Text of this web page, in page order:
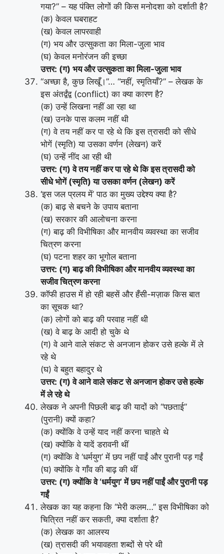
गया?” – यह पंक्ति लोगों की किस मनोदशा को दर्शाती है?
(क) केवल घबराहट
(ख) केवल लापरवाही
(ग) भय और उत्सुकता का मिला-जुला भाव
(घ) केवल मनोरंजन की इच्छा
उत्तर: (ग) भय और उत्सुकता का मिला-जुला भाव
“अच्छा है, कुछ लिखूँ।”… “नहीं, स्मृतियाँ?” – लेखक के
इस अंतर्द्वंद्व (conflict) का क्या कारण है?
(क) उन्हें लिखना नहीं आ रहा था
(ख) उनके पास कलम नहीं थी
(ग) वे तय नहीं कर पा रहे थे कि इस त्रासदी को सीधे
भोगें (स्मृति) या उसका वर्णन (लेखन) करें
(घ) उन्हें नींद आ रही थी
उत्तर: (ग) वे तय नहीं कर पा रहे थे कि इस त्रासदी को
सीधे भोगें (स्मृति) या उसका वर्णन (लेखन) करें
‘इस जल प्रलय में’ पाठ का मुख्य उद्देश्य क्या है?
(क) बाढ़ से बचने के उपाय बताना
(ख) सरकार की आलोचना करना
(ग) बाढ़ की विभीषिका और मानवीय व्यवस्था का सजीव
चित्रण करना
(घ) पटना शहर का भूगोल बताना
उत्तर: (ग) बाढ़ की विभीषिका और मानवीय व्यवस्था का
सजीव चित्रण करना
कॉफी हाउस में हो रही बहसें और हँसी-मज़ाक किस बात
का सूचक था?
(क) लोगों को बाढ़ की परवाह नहीं थी
(ख) वे बाढ़ के आदी हो चुके थे
(ग) वे आने वाले संकट से अनजान होकर उसे हल्के में ले
रहे थे
(घ) वे बहुत बहादुर थे
उत्तर: (ग) वे आने वाले संकट से अनजान होकर उसे हल्के
में ले रहे थे
लेखक ने अपनी पिछली बाढ़ की यादों को “पछताई”
(पुरानी) क्यों कहा?
(क) क्योंकि वे उन्हें याद नहीं करना चाहते थे
(ख) क्योंकि वे यादें डरावनी थीं
(ग) क्योंकि वे ‘धर्मयुग’ में छप नहीं पाईं और पुरानी पड़ गईं
(घ) क्योंकि वे गाँव की बाढ़ की थीं
उत्तर: (ग) क्योंकि वे ‘धर्मयुग’ में छप नहीं पाईं और पुरानी पड़
गईं
लेखक का यह कहना कि “मेरी कलम…” इस विभीषिका को
चित्रित नहीं कर सकती, क्या दर्शाता है?
(क) लेखक का आलस्य
(ख) त्रासदी की भयावहता शब्दों से परे थी